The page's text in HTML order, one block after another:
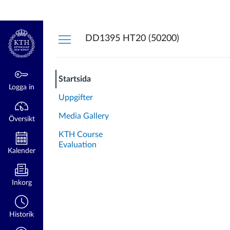
kth.se
Logga in
Översikt
Logga in
Översikt
Kalender
Inkorg
Historik
DD1395 HT20 (50200)
Startsida
Uppgifter
Media Gallery
KTH Course
Evaluation